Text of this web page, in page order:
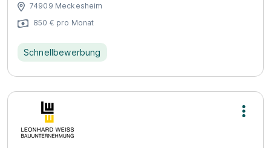
74909 Meckesheim
850 € pro Monat
Schnellbewerbung